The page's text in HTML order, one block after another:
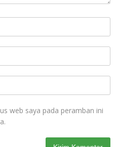
web saya pada peramban ini